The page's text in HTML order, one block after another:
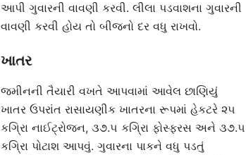
આપી ગુવારની વાવણી કરવી. લીલા પડવાશના ગુવારની
વાવણી કરવી હોય તો બીજનો દર વધુ રાખવો.
ખાતર
જમીનની તૈયારી વખતે આપવામાં આવેલ છાણિયું
ખાતર ઉપરાંત રાસાયણીક ખાતરના રૂપમાં હેકટરે ૨૫
કગિ્રા નાઈટ્રોજન, ૩૭.૫ કગિ્રા ફોસ્ફરસ અને ૩૭.૫
કગિ્રા પોટાશ આપવું. ગુવારના પાકને વધુ પડતું